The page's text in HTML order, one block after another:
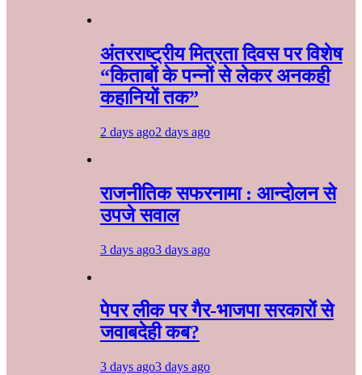
अंतरराष्ट्रीय मित्रता दिवस पर विशेष
“किताबों के पन्नों से लेकर अनकही
कहानियों तक”
2 days ago2 days ago
राजनीतिक सफरनामा : आन्दोलन से
उपजे सवाल
3 days ago3 days ago
पेपर लीक पर गैर-भाजपा सरकारों से
जवाबदेही कब?
3 days ago3 days ago